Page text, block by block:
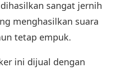
sangat jernih
menghasilkan suara
tetap empuk.
ini dijual dengan